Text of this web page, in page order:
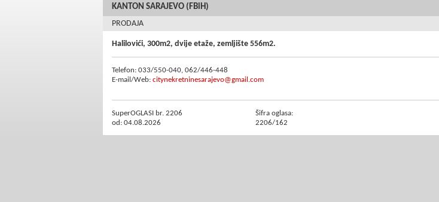
KANTON SARAJEVO (FBiH)
PRODAJA
Halilovići, 300m2, dvije etaže, zemljište 556m2.
Telefon: 033/550-040, 062/446-448
E-mail/Web: citynekretninesarajevo@gmail.com
SuperOGLASI br. 2206
od: 04.08.2026
Šifra oglasa:
2206/162